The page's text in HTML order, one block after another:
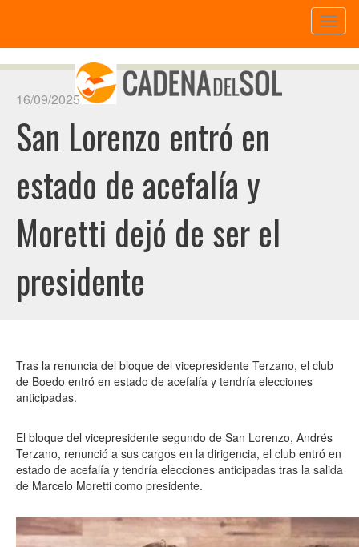
16/09/2025
San Lorenzo entró en
estado de acefalía y
Moretti dejó de ser el
presidente
Tras la renuncia del bloque del vicepresidente Terzano, el club
de Boedo entró en estado de acefalía y tendría elecciones
anticipadas.
El bloque del vicepresidente segundo de San Lorenzo, Andrés
Terzano, renunció a sus cargos en la dirigencia, el club entró en
estado de acefalía y tendría elecciones anticipadas tras la salida
de Marcelo Moretti como presidente.